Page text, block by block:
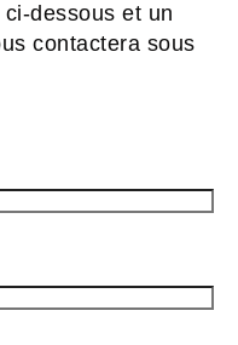
dessous et un
contactera sous